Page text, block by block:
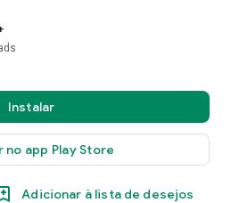
Instalar
app Play Store
Adicionar à lista de desejos